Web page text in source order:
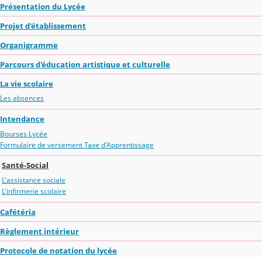
Présentation du Lycée
Projet d'établissement
Organigramme
Parcours d'éducation artistique et culturelle
La vie scolaire
Les absences
Intendance
Bourses Lycée
Formulaire de versement Taxe d'Apprentissage
Santé-Social
L'assistance sociale
L'infirmerie scolaire
Cafétéria
Règlement intérieur
Protocole de notation du lycée